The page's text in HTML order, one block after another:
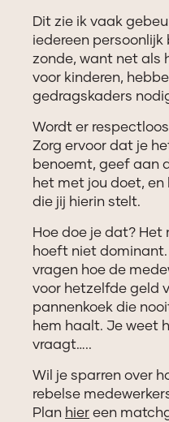
Dit zie ik vaak
iedereen persoonlijk
zonde, want net als
voor kinderen,
gedragskaders
Wordt er
Zorg ervoor dat je
benoemt, geef aan
het met jou doet, en
die jij hierin stelt.
Hoe doe je dat?
hoeft niet
vragen hoe de
voor hetzelfde geld
pannenkoek die
hem haalt. Je weet
vraagt…..
Wil je sparren over
rebelse
Plan hiereen